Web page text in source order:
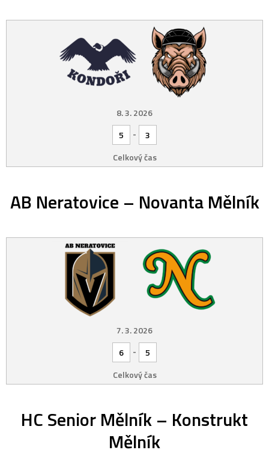
8. 3. 2026
5
-
3
Celkový čas
AB Neratovice – Novanta Mělník
7. 3. 2026
6
-
5
Celkový čas
HC Senior Mělník – Konstrukt
Mělník